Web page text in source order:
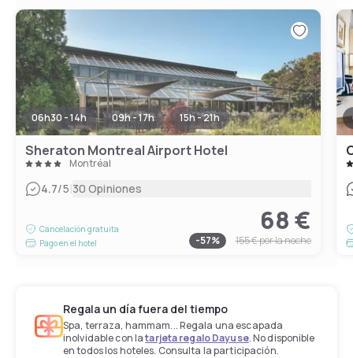
06h30 - 14h 09h - 17h 15h - 21h
Sheraton Montreal Airport Hotel
Montréal
4.7/5|30 Opiniones
Cancelación gratuita
Pago en el hotel
68 €
-57% 155 €por la noche
Regala un día fuera del tiempo
Spa, terraza, hammam... Regala una escapada
inolvidable con latarjeta regalo Dayuse. No disponible
en todos los hoteles. Consulta la participación.